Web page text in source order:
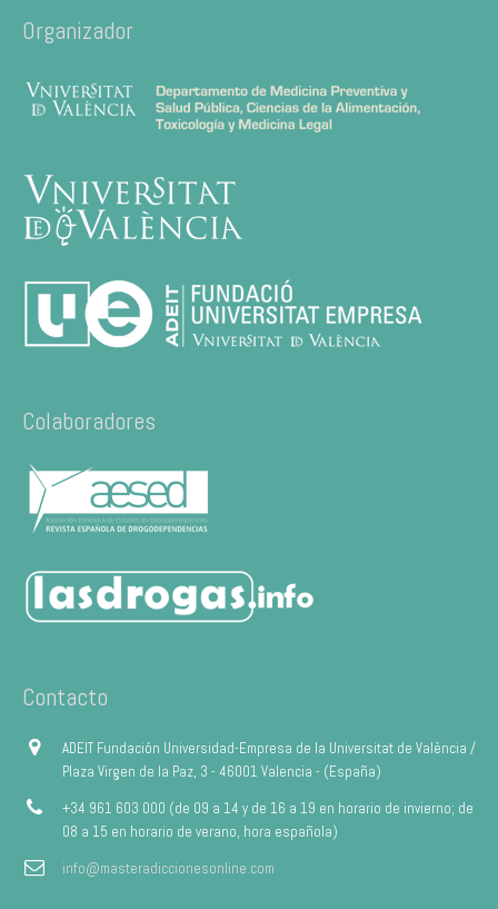
Organizador
Colaboradores
Contacto
ADEIT Fundación Universidad-Empresa de la Universitat de València /
Plaza Virgen de la Paz, 3 - 46001 Valencia - (España)
+34 961 603 000 (de 09 a 14 y de 16 a 19 en horario de invierno; de
08 a 15 en horario de verano, hora española)
info@masteradiccionesonline.com